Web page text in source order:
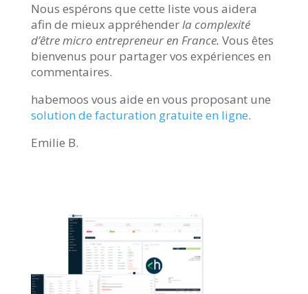
Nous espérons que cette liste vous aidera
afin de mieux appréhenderla complexité
d’être micro entrepreneur en France. Vous êtes
bienvenus pour partager vos expériences en
commentaires.
habemoos vous aide en vous proposant une
solution de facturation gratuite en ligne.
Emilie B.